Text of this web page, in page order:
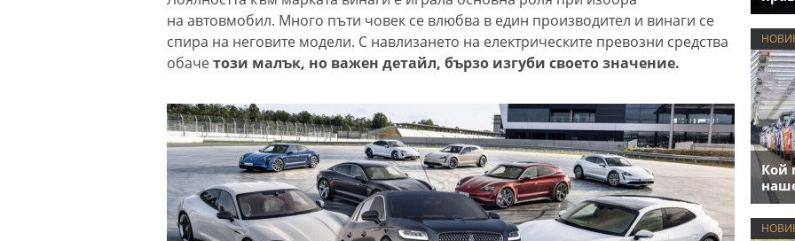
на автовмобил. Много пъти човек се влюбва в един производител и винаги се
спира на неговите модели. С навлизането на електрическите превозни средства
обачетози малък, но важен детайл, бързо изгуби своето значение.
Кой